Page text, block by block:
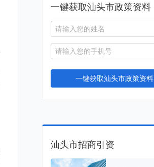
一键获取汕头市政策资料
一键获取汕头市政策资料
汕头市招商引资